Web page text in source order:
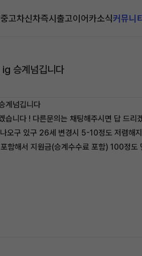
중고차신차즉시출고이어카소식커뮤니
승계넘깁니다
계넘깁니다
습니다 ! 다른문의는 채팅해주시면 답 드리
오구 있구 26세 변경시 5-10정도 저렴해
함해서 지원금(승계수수료 포함) 100정도